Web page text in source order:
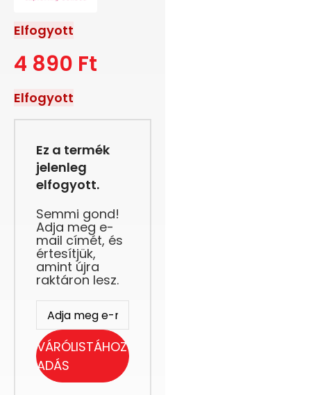
Elfogyott
4 890 Ft
Elfogyott
Ez a termék
jelenleg
elfogyott.
Semmi gond!
Adja meg e-
mail címét, és
értesítjük,
amint újra
raktáron lesz.
VÁRÓLISTÁHOZ
ADÁS